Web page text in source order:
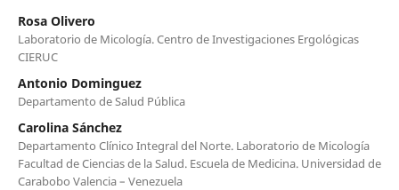
Rosa Olivero
Laboratorio de Micología. Centro de Investigaciones Ergológicas
CIERUC
Antonio Dominguez
Departamento de Salud Pública
Carolina Sánchez
Departamento Clínico Integral del Norte. Laboratorio de Micología
Facultad de Ciencias de la Salud. Escuela de Medicina. Universidad de
Carabobo Valencia – Venezuela